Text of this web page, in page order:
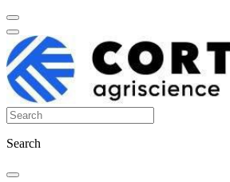
Search